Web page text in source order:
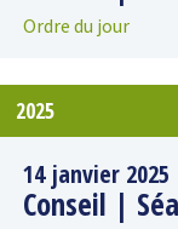
Ordre du jour
2025
14 janvier 2025
Conseil |